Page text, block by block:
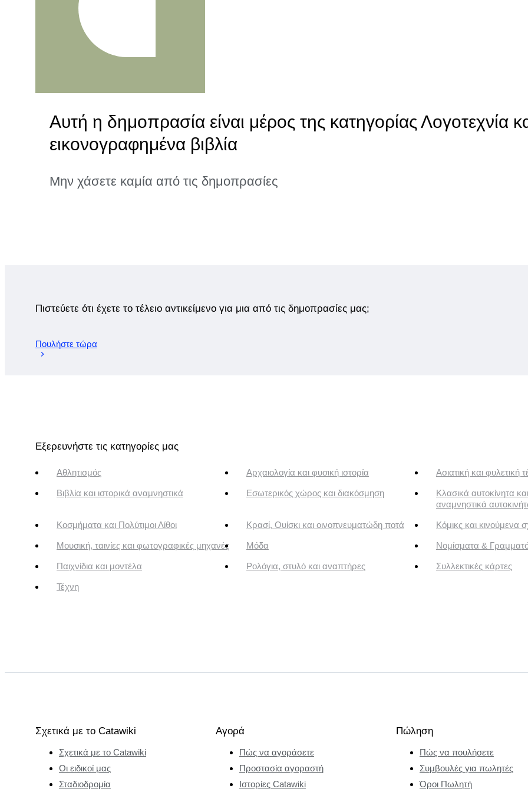
Αυτή η δημοπρασία είναι μέρος της κατηγορίας Λογοτεχνία
εικονογραφημένα βιβλία
Μην χάσετε καμία από τις δημοπρασίες
Πιστεύετε ότι έχετε το τέλειο αντικείμενο για μια από τις δημοπρασίες μας;
Πουλήστε τώρα
Εξερευνήστε τις κατηγορίες μας
Αθλητισμός Αρχαιολογία και φυσική ιστορία Ασιατική και φυλετική
Βιβλία και ιστορικά αναμνηστικά Εσωτερικός χώρος και διακόσμηση
Κλασικά αυτοκίνητα
αναμνηστικά
Κοσμήματα και Πολύτιμοι Λίθοι Κρασί, Ουίσκι και οινοπνευματώδη ποτά Κόμικς και κινούμενα
Μουσική, ταινίες και φωτογραφικές μηχανές Μόδα Νομίσματα &
Παιχνίδια και μοντέλα Ρολόγια, στυλό και αναπτήρες Συλλεκτικές κάρτες
Τέχνη
Σχετικά με το Catawiki
Σχετικά με το Catawiki
Οι ειδικοί μας
Σταδιοδρομία
Αγορά
Πώς να αγοράσετε
Προστασία αγοραστή
Ιστορίες Catawiki
Πώληση
Πώς να πουλήσετε
Συμβουλές για πωλητές
Όροι Πωλητή